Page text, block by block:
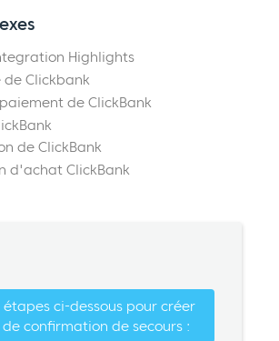
Highlights
de Clickbank
de ClickBank
de ClickBank
d'achat ClickBank
étapes ci-dessous pour créer
confirmation de secours :